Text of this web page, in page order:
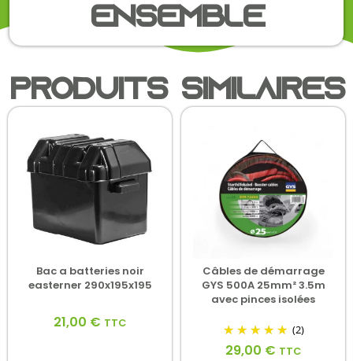
ensemble
Produits similaires
Bac a batteries noir
easterner 290x195x195
21,00 € TTC
Câbles de démarrage
GYS 500A 25mm² 3.5m
avec pinces isolées
(2)
29,00 € TTC